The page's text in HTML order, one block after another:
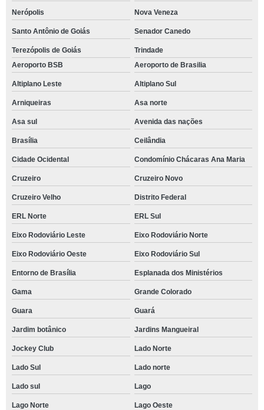
Nerópolis Nova Veneza
Santo Antônio de Goiás Senador Canedo
Terezópolis de Goiás
Trindade
Aeroporto BSB
Aeroporto de Brasilia
Altiplano Leste Altiplano Sul
Arniqueiras Asa norte
Asa sul Avenida das nações
Brasília Ceilândia
Cidade Ocidental Condomínio Chácaras Ana Maria
Cruzeiro Cruzeiro Novo
Cruzeiro Velho Distrito Federal
ERL Norte ERL Sul
Eixo Rodoviário Leste Eixo Rodoviário Norte
Eixo Rodoviário Oeste Eixo Rodoviário Sul
Entorno de Brasília Esplanada dos Ministérios
Gama Grande Colorado
Guara Guará
Jardim botânico Jardins Mangueiral
Jockey Club Lado Norte
Lado Sul Lado norte
Lado sul Lago
Lago Norte Lago Oeste